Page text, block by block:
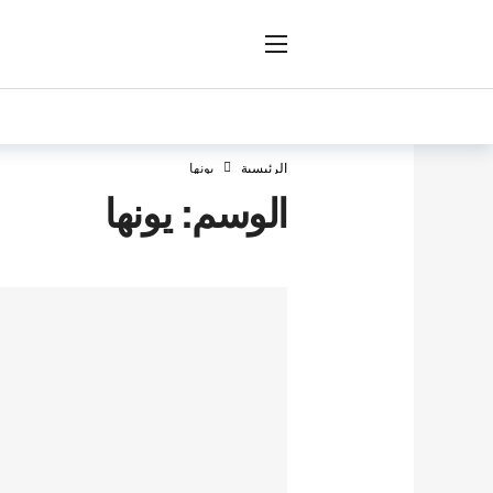
الرئيسية يونها
الوسم:يونها